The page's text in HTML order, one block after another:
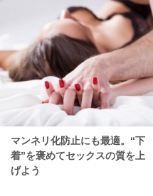
マンネリ化防止にも最適。“下
着”を褒めてセックスの質を上
げよう